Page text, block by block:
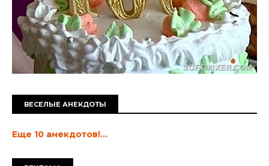
ВЕСЕЛЫЕ АНЕКДОТЫ
Еще 10 анекдотов!...